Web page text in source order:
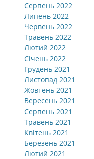
Серпень 2022
Липень 2022
Червень 2022
Травень 2022
Лютий 2022
Січень 2022
Грудень 2021
Листопад 2021
Жовтень 2021
Вересень 2021
Серпень 2021
Травень 2021
Квітень 2021
Березень 2021
Лютий 2021